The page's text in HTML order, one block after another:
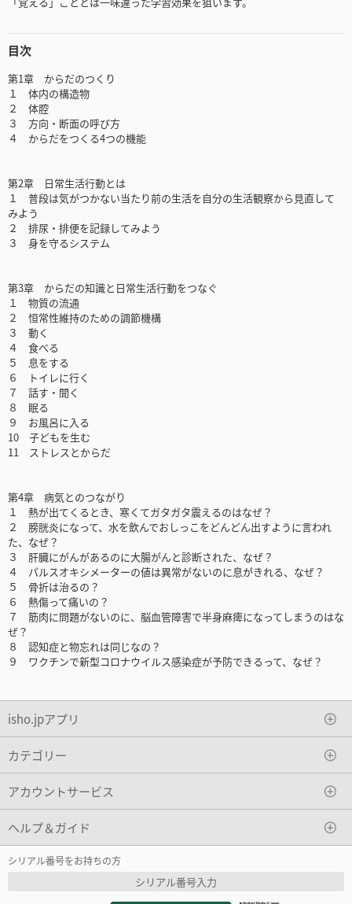
目次
第1章 からだのつくり
１ 体内の構造物
２ 体腔
３ 方向・断面の呼び方
４ からだをつくる4つの機能
第2章 日常生活行動とは
１ 普段は気がつかない当たり前の生活を自分の生活観察から見直して
みよう
２ 排尿・排便を記録してみよう
３ 身を守るシステム
第3章 からだの知識と日常生活行動をつなぐ
１ 物質の流通
２ 恒常性維持のための調節機構
３ 動く
４ 食べる
５ 息をする
６ トイレに行く
７ 話す・聞く
８ 眠る
９ お風呂に入る
10 子どもを生む
11 ストレスとからだ
第4章 病気とのつながり
１ 熱が出てくるとき、寒くてガタガタ震えるのはなぜ？
２ 膀胱炎になって、水を飲んでおしっこをどんどん出すように言われ
た、なぜ？
３ 肝臓にがんがあるのに大腸がんと診断された、なぜ？
４ パルスオキシメーターの値は異常がないのに息がきれる、なぜ？
５ 骨折は治るの？
６ 熱傷って痛いの？
７ 筋肉に問題がないのに、脳血管障害で半身麻痺になってしまうのはな
ぜ？
８ 認知症と物忘れは同じなの？
９ ワクチンで新型コロナウイルス感染症が予防できるって、なぜ？
isho.jpアプリ
カテゴリー
アカウントサービス
ヘルプ＆ガイド
シリアル番号をお持ちの方
シリアル番号入力